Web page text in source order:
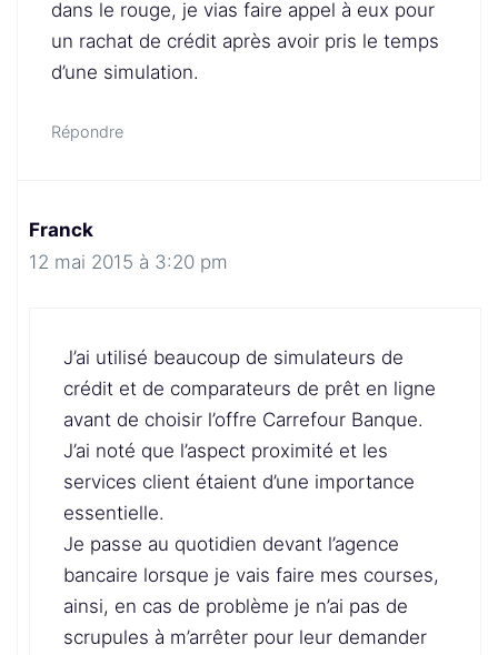
dans le rouge, je vias faire appel à eux pour
un rachat de crédit après avoir pris le temps
d’une simulation.
Répondre
Franck
12 mai 2015 à 3:20 pm
J’ai utilisé beaucoup de simulateurs de
crédit et de comparateurs de prêt en ligne
avant de choisir l’offre Carrefour Banque.
J’ai noté que l’aspect proximité et les
services client étaient d’une importance
essentielle.
Je passe au quotidien devant l’agence
bancaire lorsque je vais faire mes courses,
ainsi, en cas de problème je n’ai pas de
scrupules à m’arrêter pour leur demander